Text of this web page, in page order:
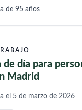
de 95 años
de día para
Madrid
el 5 de marzo de 2026